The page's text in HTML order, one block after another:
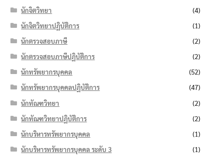
นักจิตวิทยา
(4)
นักจิตวิทยาปฏิบัติการ
(1)
นักตรวจสอบภาษี
(2)
นักตรวจสอบภาษีปฏิบัติการ
(2)
นักทรัพยากรบุคคล
(52)
นักทรัพยากรบุคคลปฏิบัติการ
(47)
นักทัณฑวิทยา
(2)
นักทัณฑวิทยาปฏิบัติการ
(2)
นักบริหารทรัพยากรบุคคล
(1)
นักบริหารทรัพยากรบุคคล ระดับ 3
(1)